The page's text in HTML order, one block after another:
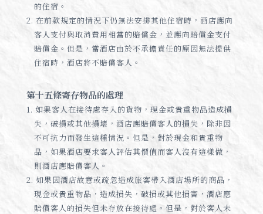
的住宿。
2. 在前款規定的情況下仍無法安排其他住宿時，酒店應向
客人支付與取消費用相當的賠償金，並應向賠償金支付
賠償金。但是，當酒店由於不承擔責任的原因無法提供
住宿時，酒店將不賠償客人。
第十五條寄存物品的處理
1. 如果客人在接待處存入的貨物，現金或貴重物品造成損
失，破損或其他損壞，酒店應賠償客人的損失，除非因
不可抗力而發生這種情況。但是，對於現金和貴重物
品，如果酒店要求客人評估其價值而客人沒有這樣做，
則酒店應賠償客人。
2. 如果因酒店故意或疏忽造成旅客帶入酒店場所的商品，
現金或貴重物品，造成損失，破損或其他損害，酒店應
賠償客人的損失但未存放在接待處。但是，對於客人未